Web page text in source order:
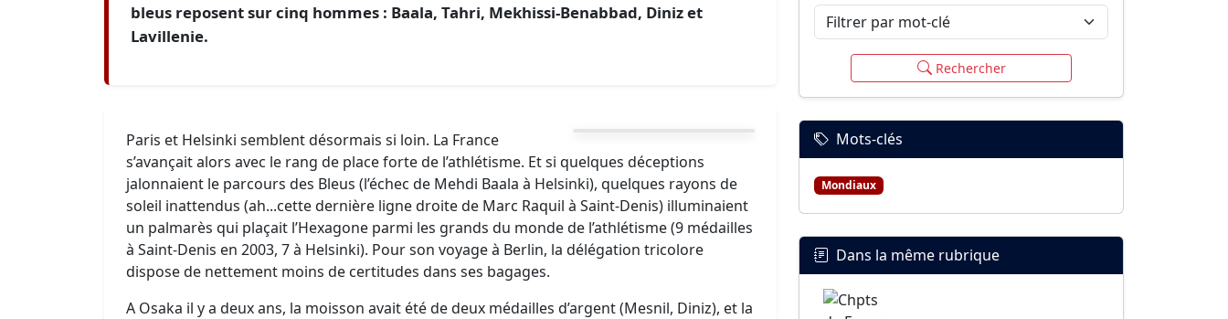
bleus reposent sur cinq hommes : Baala, Tahri, Mekhissi-Benabbad, Diniz et
Lavillenie.
Paris et Helsinki semblent désormais si loin. La France
s’avançait alors avec le rang de place forte de l’athlétisme. Et si quelques déceptions
jalonnaient le parcours des Bleus (l’échec de Mehdi Baala à Helsinki), quelques rayons de
soleil inattendus (ah...cette dernière ligne droite de Marc Raquil à Saint-Denis) illuminaient
un palmarès qui plaçait l’Hexagone parmi les grands du monde de l’athlétisme (9 médailles
à Saint-Denis en 2003, 7 à Helsinki). Pour son voyage à Berlin, la délégation tricolore
dispose de nettement moins de certitudes dans ses bagages.
A Osaka il y a deux ans, la moisson avait été de deux médailles d’argent (Mesnil, Diniz), et la
Filtrer par mot-clé
Rechercher
Mots-clés
Mondiaux
Dans la même rubrique